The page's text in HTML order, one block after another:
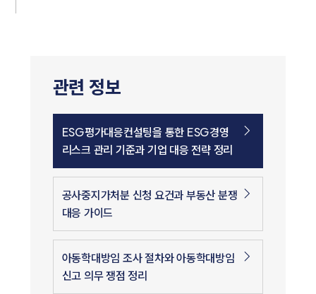
관련 정보
ESG평가대응컨설팅을 통한 ESG경영
리스크 관리 기준과 기업 대응 전략 정리
공사중지가처분 신청 요건과 부동산 분쟁
대응 가이드
아동학대방임 조사 절차와 아동학대방임
신고 의무 쟁점 정리